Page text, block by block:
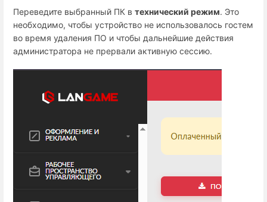
Переведите выбранный ПК в технический режим. Это
необходимо, чтобы устройство не использовалось гостем
во время удаления ПО и чтобы дальнейшие действия
администратора не прервали активную сессию.